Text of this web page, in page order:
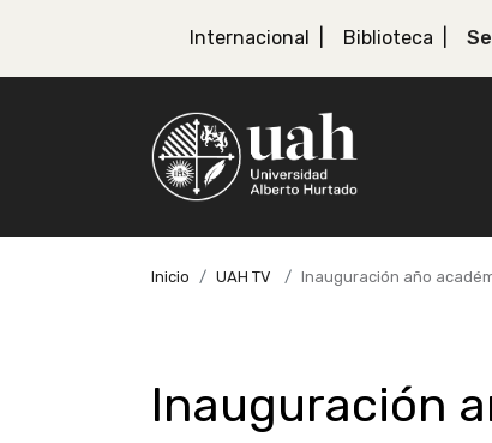
Internacional Biblioteca
Inicio UAH TV Inauguración año
Inauguración